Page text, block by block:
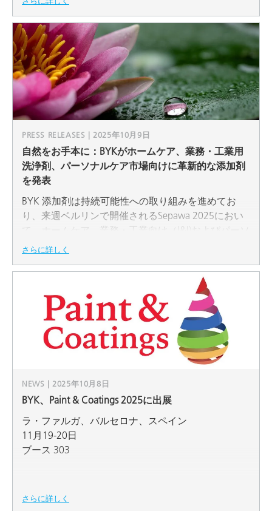
PRESS RELEASES | 2025年10月9日
自然をお手本に：BYKがホームケア、業務・工業用
洗浄剤、パーソナルケア市場向けに革新的な添加剤
を発表
BYK 添加剤は持続可能性への取り組みを進めてお
り、来週ベルリンで開催されるSepawa 2025におい
て、ホームケア、業務・工業向け（I&I)およびパーソ
ナルケア用の革新的な添加剤を発表します。
さらに詳しく
NEWS | 2025年10月8日
BYK、Paint & Coatings 2025に出展
ラ・ファルガ、バルセロナ、スペイン
11月19-20日
ブース 303
さらに詳しく